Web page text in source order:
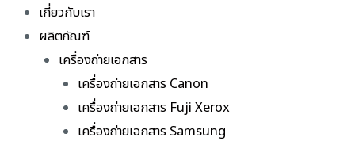
เกี่ยวกับเรา
ผลิตภัณฑ์
เครื่องถ่ายเอกสาร
เครื่องถ่ายเอกสาร Canon
เครื่องถ่ายเอกสาร Fuji Xerox
เครื่องถ่ายเอกสาร Samsung